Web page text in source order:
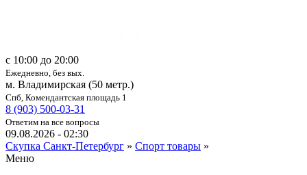
c 10:00 до 20:00
Ежедневно, без вых.
м. Владимирская (50 метр.)
Спб, Комендантская площадь 1
8 (903) 500-03-31
Ответим на все вопросы
09.08.2026 - 02:30
Скупка Санкт-Петербург » Спорт товары »
Меню